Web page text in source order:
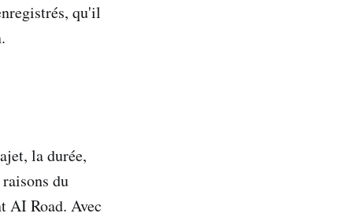
qu'il
la durée,
du
AI Road. Avec